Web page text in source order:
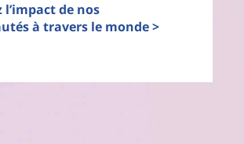
l’impact de nos
à travers le monde >